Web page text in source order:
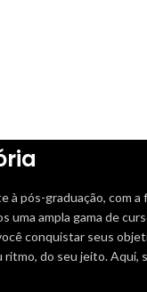
à pós-graduação, com
uma ampla gama de
conquistar seus
do seu jeito. Aqui,